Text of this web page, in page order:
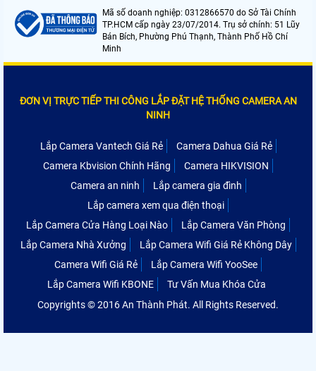
Mã số doanh nghiệp: 0312866570 do Sở Tài Chính
TP.HCM cấp ngày 23/07/2014. Trụ sở chính: 51 Lũy
Bán Bích, Phường Phú Thạnh, Thành Phố Hồ Chí
Minh
ĐƠN VỊ TRỰC TIẾP THI CÔNG LẮP ĐẶT HỆ THỐNG CAMERA AN
NINH
Lắp Camera Vantech Giá Rẻ
Camera Dahua Giá Rẻ
Camera Kbvision Chính Hãng
Camera HIKVISION
Camera an ninh
Lắp camera gia đình
Lắp camera xem qua điện thoại
Lắp Camera Cửa Hàng Loại Nào
Lắp Camera Văn Phòng
Lắp Camera Nhà Xưởng
Lắp Camera Wifi Giá Rẻ Không Dây
Camera Wifi Giá Rẻ
Lắp Camera Wifi YooSee
Lắp Camera Wifi KBONE
Tư Vấn Mua Khóa Cửa
Copyrights © 2016 An Thành Phát. All Rights Reserved.